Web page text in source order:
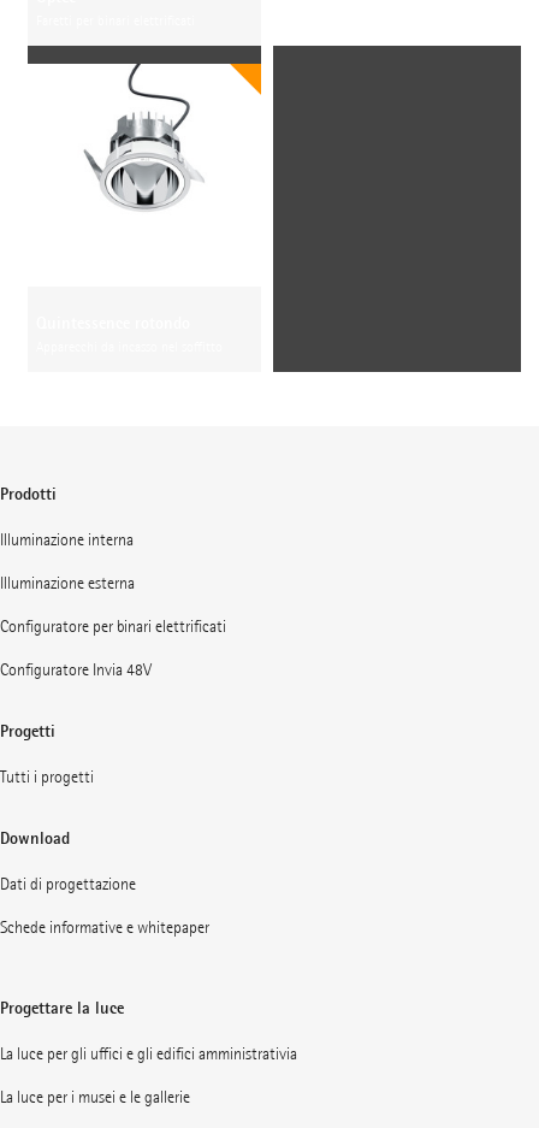
Prodotti
Illuminazione interna
Illuminazione esterna
Configuratore per binari elettrificati
Configuratore Invia 48V
Progetti
Tutti i progetti
Download
Dati di progettazione
Schede informative e whitepaper
Progettare la luce
La luce per gli uffici e gli edifici amministrativia
La luce per i musei e le gallerie